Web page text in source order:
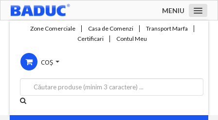
MENIU
Compania
Servicii
Productie
Contact
Zone Comerciale Casa de Comenzi
Transport Marfa
Certificari
Contul Meu
COȘ